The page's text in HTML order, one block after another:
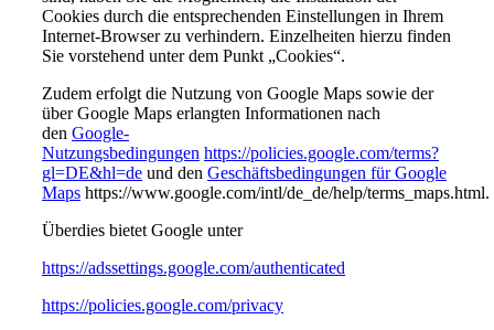
Cookies durch die entsprechenden Einstellungen in Ihrem
Internet-Browser zu verhindern. Einzelheiten hierzu finden
Sie vorstehend unter dem Punkt „Cookies“.
Zudem erfolgt die Nutzung von Google Maps sowie der
über Google Maps erlangten Informationen nach
den Google-
Nutzungsbedingungen https://policies.google.com/terms?
gl=DE&hl=de und den Geschäftsbedingungen für Google
Maps https://www.google.com/intl/de_de/help/terms_maps.html.
Überdies bietet Google unter
https://adssettings.google.com/authenticated
https://policies.google.com/privacy